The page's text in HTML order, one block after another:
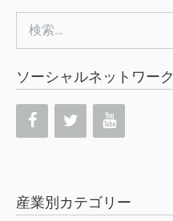
索:
ソーシャルネットワーク
産業別カテゴリー